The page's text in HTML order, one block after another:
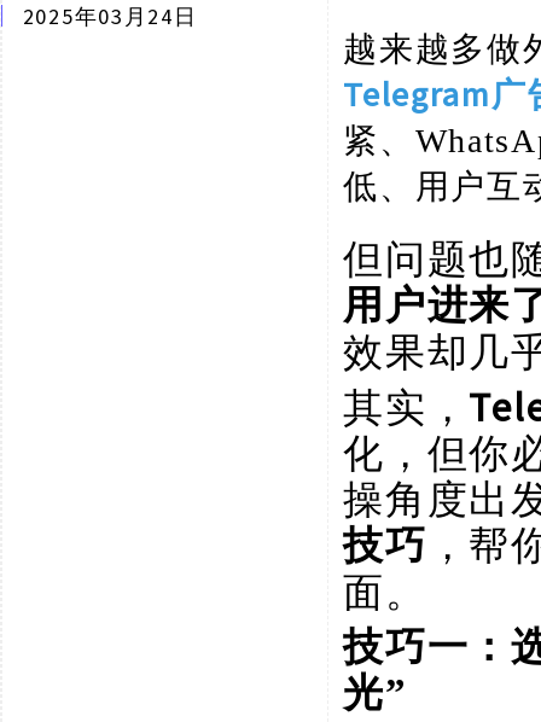
2025年03月24日
越来越多做
Telegram广
紧、
低、用户互
但问题也
用户进来
效果却几
其实，
化，但你
操角度出
技巧 ，帮
面。
技巧一：
光”